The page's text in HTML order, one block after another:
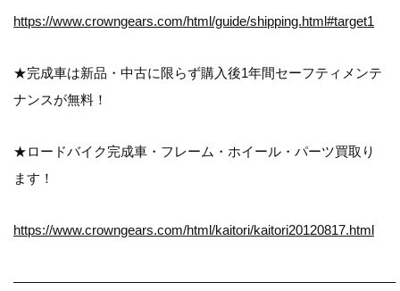
https://www.crowngears.com/html/guide/shipping.html#target1
★完成車は新品・中古に限らず購入後1年間セーフティメンテ
ナンスが無料！
★ロードバイク完成車・フレーム・ホイール・パーツ買取り
ます！
https://www.crowngears.com/html/kaitori/kaitori20120817.html
————————————————————————————–